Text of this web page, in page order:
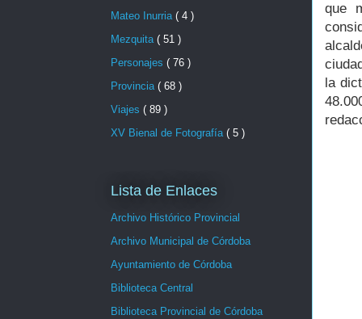
que
la
Mateo Inurria ( 4 )
Mezquita ( 51 )
Personajes ( 76 )
Provincia ( 68 )
Viajes ( 89 )
XV Bienal de Fotografía ( 5 )
Lista de Enlaces
Archivo Histórico Provincial
Archivo Municipal de Córdoba
Ayuntamiento de Córdoba
Biblioteca Central
Biblioteca Provincial de Córdoba